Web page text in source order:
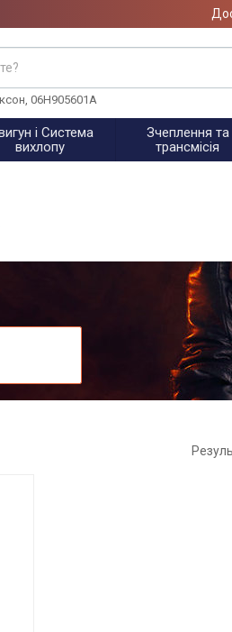
06H905601A
і Система
вихлопу
Зчеплення та
трансмісія